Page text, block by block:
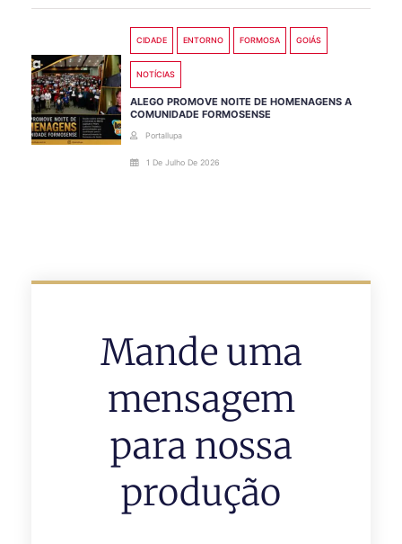
CIDADE ENTORNO FORMOSA GOIÁS
NOTÍCIAS
ALEGO PROMOVE NOITE DE HOMENAGENS A
COMUNIDADE FORMOSENSE
Portallupa
1 De Julho De 2026
Mande uma
mensagem
para nossa
produção